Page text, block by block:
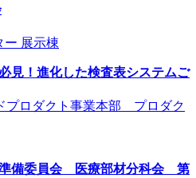
ー 展示棟
見！進化した検査表システムご
ロダクト事業本部 プロダク
準備委員会 医療部材分科会 第